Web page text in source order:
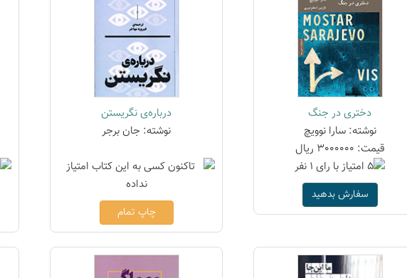
دختری در جنگ
نوشته: سارا نوویچ
قیمت: 3000000 ریال
سفارش بدهید
درباره‌ی نگریستن
نوشته: جان برجر
چاپ تمام